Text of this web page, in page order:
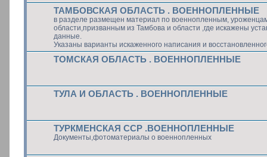
ТАМБОВСКАЯ ОБЛАСТЬ . ВОЕННОПЛЕННЫЕ
в разделе размещен материал по военнопленным,
области,призванным из Тамбова и области ,где искажены
данные.
Указаны варианты искаженного написания и
ТОМСКАЯ ОБЛАСТЬ . ВОЕННОПЛЕННЫЕ
ТУЛА И ОБЛАСТЬ . ВОЕННОПЛЕННЫЕ
ТУРКМЕНСКАЯ ССР .ВОЕННОПЛЕННЫЕ
Документы,фотоматериалы о военнопленных